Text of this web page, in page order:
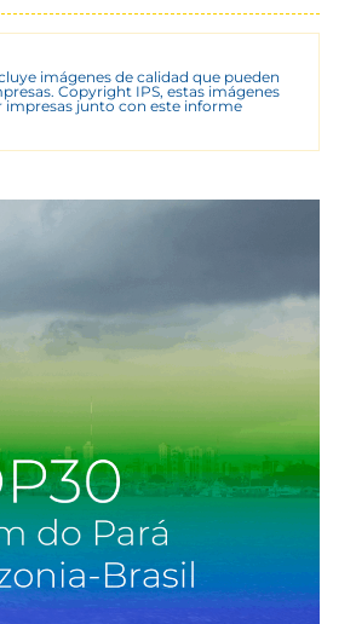
imágenes de calidad que pueden
Copyright IPS, estas imágenes
impresas junto con este informe